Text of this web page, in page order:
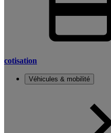
cotisation
Véhicules & mobilité